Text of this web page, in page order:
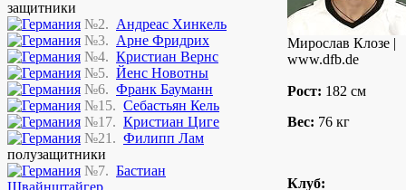
защитники
№2. Андреас Хинкель
№3. Арне Фридрих
№4. Кристиан Вернс
№5. Йенс Новотны
№6. Франк Бауманн
№15. Себастьян Кель
№17. Кристиан Циге
№21. Филипп Лам
полузащитники
№7. Бастиан
Швайнштайгер
Мирослав Клозе |
www.dfb.de
Рост: 182 см
Вес: 76 кг
Клуб: